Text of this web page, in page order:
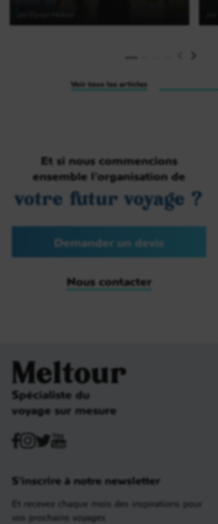
Voir tous les articles
Et si nous commencions
ensemble l’organisation de
votre futur voyage ?
Demander un devis
Nous contacter
Meltour
Spécialiste du
voyage sur mesure
S'inscrire à notre newsletter
Et recevez chaque mois des inspirations pour
vos prochains voyages